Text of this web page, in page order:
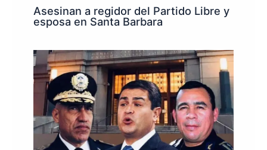
Asesinan a regidor del Partido Libre y
esposa en Santa Barbara